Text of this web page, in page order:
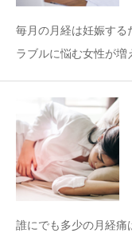
毎月の月経は妊娠する
ラブルに悩む女性が増
誰にでも多少の月経痛